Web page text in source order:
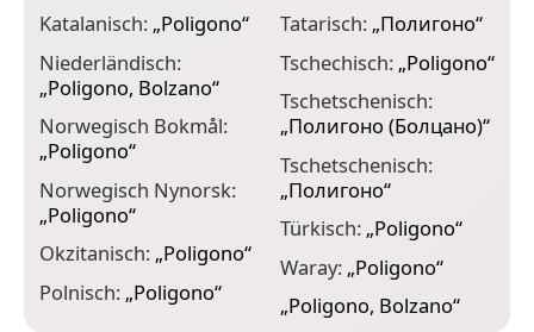
Katalanisch: „Poligono“
Niederländisch:
„Poligono, Bolzano“
Norwegisch Bokmål:
„Poligono“
Norwegisch Nynorsk:
„Poligono“
Okzitanisch: „Poligono“
Polnisch: „Poligono“
Tatarisch: „Полигоно“
Tschechisch: „Poligono“
Tschetschenisch:
„Полигоно (Болцано)“
Tschetschenisch:
„Полигоно“
Türkisch: „Poligono“
Waray: „Poligono“
„Poligono, Bolzano“